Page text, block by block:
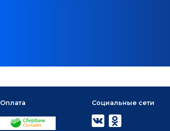
Оплата Социальные сети